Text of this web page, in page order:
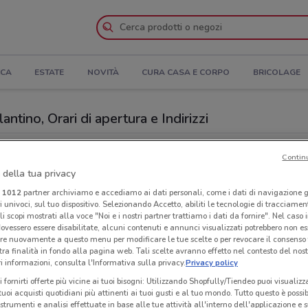
ESTATE NOVITÀ CURA CASA E CORPO BRICOLAGE
Orari di apertura e Indirizzi
della tua privacy
1012partner archiviamo e accediamo ai dati personali, come i dati di navigazione
sul tuo dispositivo. Selezionando Accetto, abiliti le tecnologie di
scopi mostrati alla voce "Noi e i nostri partner trattiamo i dati da fornire". Nel caso
essere disabilitate, alcuni contenuti e annunci visualizzati potrebbero non
nuovamente a questo menu per modificare le tue scelte o per revocare il
finalità in fondo alla pagina web. Tali scelte avranno effetto nel contesto del
informazioni, consulta l'Informativa sulla privacy.Privacy policy
fornirti offerte più vicine ai tuoi bisogni: Utilizzando Shopfully/Tiendeo puoi
acquisti quotidiani più attinenti ai tuoi gusti e al tuo mondo. Tutto questo è
e analisi effettuate in base alle tue attività all'interno dell'applicazione e